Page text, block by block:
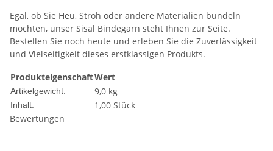
Egal, ob Sie Heu, Stroh oder andere Materialien bündeln
möchten, unser Sisal Bindegarn steht Ihnen zur Seite.
Bestellen Sie noch heute und erleben Sie die Zuverlässigkeit
und Vielseitigkeit dieses erstklassigen Produkts.
ProdukteigenschaftWert
Artikelgewicht: 9,0 kg
Inhalt:
1,00 Stück
Bewertungen